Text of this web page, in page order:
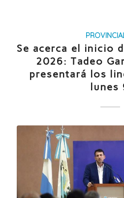
Se acerca el inicio
2026: Tadeo
presentará los
lunes